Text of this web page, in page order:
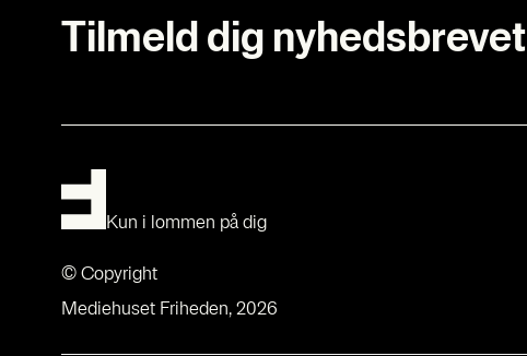
Tilmeld dig nyhedsbrevet
Kun i lommen på dig
Mediehuset Friheden, 2026
© Copyright